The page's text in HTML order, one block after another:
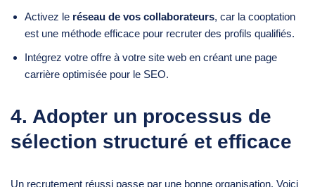
Activez le réseau de vos collaborateurs, car la cooptation
est une méthode efficace pour recruter des profils qualifiés.
Intégrez votre offre à votre site web en créant une page
carrière optimisée pour le SEO.
4. Adopter un processus de
sélection structuré et efficace
Un recrutement réussi passe par une bonne organisation. Voici